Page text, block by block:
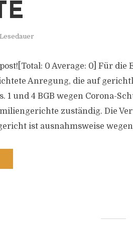
0 Average: 0] Für
Anregung, die auf
1 und 4 BGB wegen Corona-
zuständig. Die
ist ausnahmsweise